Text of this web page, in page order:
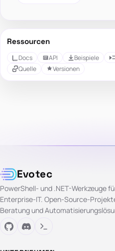
Ressourcen
Docs API Beispiele
Quelle
Versionen
Evotec
PowerShell- und .NET-Werkzeuge
Enterprise-IT. Open-Source-
Beratung und